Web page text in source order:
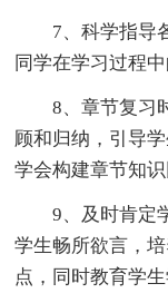
7、科学指导
同学在学习过程
8、章节复习
顾和归纳，引导
学会构建章节知识
9、及时肯定
学生畅所欲言，
点，同时教育学